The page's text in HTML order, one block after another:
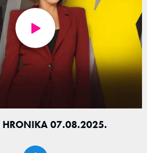
HRONIKA 07.08.2025.